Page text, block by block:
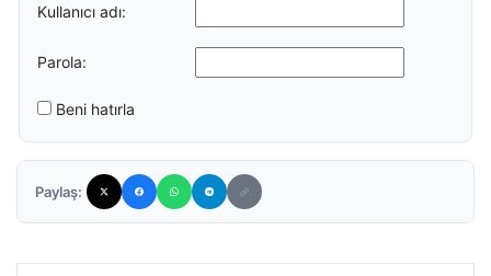
Kullanıcı adı:
Parola:
Beni hatırla
Paylaş: